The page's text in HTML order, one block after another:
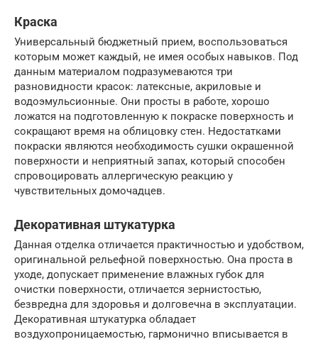
Краска
Универсальный бюджетный прием, воспользоваться
которым может каждый, не имея особых навыков. Под
данным материалом подразумеваются три
разновидности красок: латексные, акриловые и
водоэмульсионные. Они просты в работе, хорошо
ложатся на подготовленную к покраске поверхность и
сокращают время на облицовку стен. Недостатками
покраски являются необходимость сушки окрашенной
поверхности и неприятный запах, который способен
спровоцировать аллергическую реакцию у
чувствительных домочадцев.
Декоративная штукатурка
Данная отделка отличается практичностью и удобством,
оригинальной рельефной поверхностью. Она проста в
уходе, допускает применение влажных губок для
очистки поверхности, отличается зернистостью,
безвредна для здоровья и долговечна в эксплуатации.
Декоративная штукатурка обладает
воздухопроницаемостью, гармонично вписывается в